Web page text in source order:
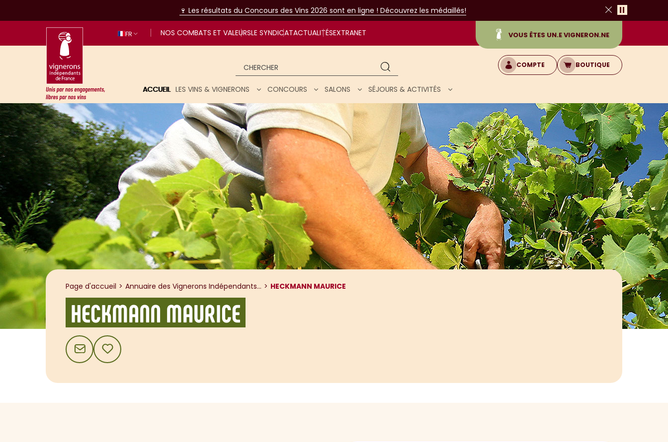
🍷 Les résultats du Concours des Vins 2026 sont en ligne ! Découvrez les médaillés!
Fermer
FR NOS COMBATS ET VALEURSLE SYNDICATACTUALITÉSEXTRANET VOUS ÊTES UN.E VIGNERON.NE
Unis par nos engagements, libres par nos vins
Chercher
COMPTE BOUTIQUE
ACCUEIL LES VINS & VIGNERONS CONCOURS SALONS SÉJOURS & ACTIVITÉS
Page d'accueil Annuaire des Vignerons Indépendants... HECKMANN MAURICE
HECKMANN MAURICE
CONTACTAJOUTER AUX FAVORIS